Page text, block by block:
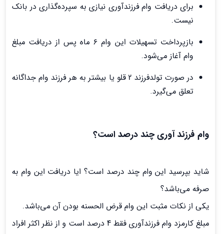
برای دریافت وام فرزندآوری نیازی به سپرده‌گذاری در بانک
نیست.
بازپرداخت تسهیلات این وام ۶ ماه پس از دریافت مبلغ
وام آغاز می‌شود.
در صورت تولدفرزند 2 قلو یا بیشتر به هر فرزند وام جداگانه
تعلق می‌گیرد.
وام فرزند آوری چند درصد است؟
شاید بپرسید این وام چند درصد است؟ ایا دریافت این وام به
صرفه می‌باشد؟
یکی از نکات مثبت این وام قرض الحسنه بودن آن می‌باشد.
مبلغ کارمزد وام فرزندآوری فقط 4 درصد است و از نظر اکثر افراد